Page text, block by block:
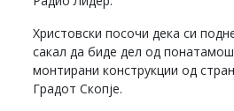
Христовски посочи дека си
сакал да биде дел од
монтирани конструкции од
Градот Скопје.